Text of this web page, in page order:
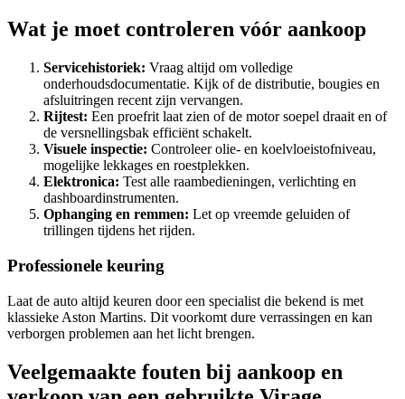
Wat je moet controleren vóór aankoop
Servicehistoriek: Vraag altijd om volledige
onderhoudsdocumentatie. Kijk of de distributie, bougies en
afsluitringen recent zijn vervangen.
Rijtest: Een proefrit laat zien of de motor soepel draait en of
de versnellingsbak efficiënt schakelt.
Visuele inspectie: Controleer olie- en koelvloeistofniveau,
mogelijke lekkages en roestplekken.
Elektronica: Test alle raambedieningen, verlichting en
dashboardinstrumenten.
Ophanging en remmen: Let op vreemde geluiden of
trillingen tijdens het rijden.
Professionele keuring
Laat de auto altijd keuren door een specialist die bekend is met
klassieke Aston Martins. Dit voorkomt dure verrassingen en kan
verborgen problemen aan het licht brengen.
Veelgemaakte fouten bij aankoop en